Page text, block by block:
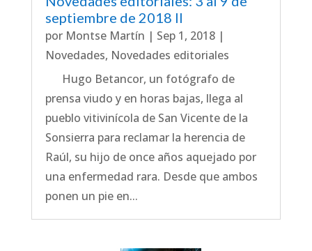
septiembre de 2018 II
por Montse Martín | Sep 1, 2018|
Novedades, Novedades editoriales
Hugo Betancor, un fotógrafo de
prensa viudo y en horas bajas, llega al
pueblo vitivinícola de San Vicente de la
Sonsierra para reclamar la herencia de
Raúl, su hijo de once años aquejado por
una enfermedad rara. Desde que ambos
ponen un pie en...